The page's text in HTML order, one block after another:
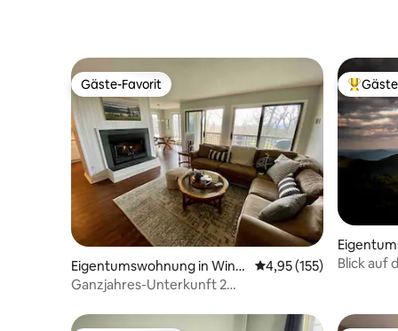
Gäste-Favorit
Gäste-Favorit
Eigentumswohnung in Wint
ergreen Resort
Durchschnittliche
4,95 (155)
Ganzjahres-Unterkunft 2
Blick auf den Golfplatz
rgreen
Blick auf